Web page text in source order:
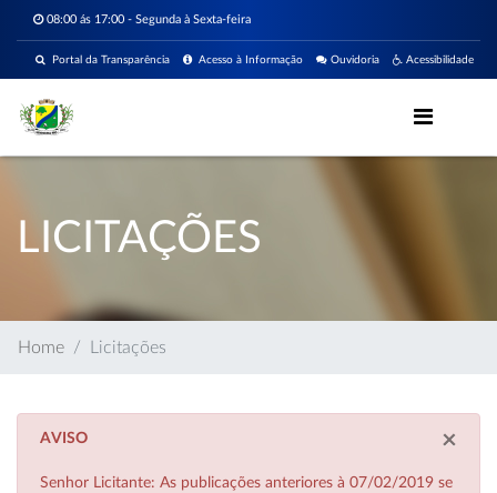
08:00 ás 17:00 - Segunda à Sexta-feira
Acessibilidade
Ouvidoria
Acesso à Informação
Portal da Transparência
LICITAÇÕES
Home Licitações
×
AVISO
Senhor Licitante: As publicações anteriores à 07/02/2019 se